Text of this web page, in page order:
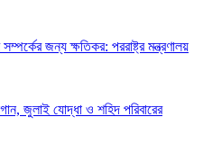
জন্য ক্ষতিকর: পররাষ্ট্র মন্ত্রণালয়
জুলাই যোদ্ধা ও শহিদ পরিবারের